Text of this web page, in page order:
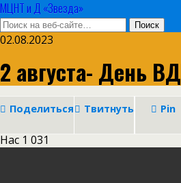
МЦНТ и Д «Звезда»
02.08.2023
2 августа- День
Поделиться Твитнуть Pin
Нас 1 031